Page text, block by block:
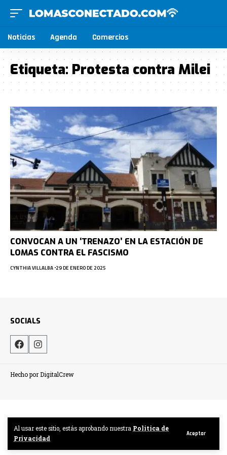
Al usar este sitio, estás aprobando nuestra Politica de
Privacidad
Aceptar
Noticias Agenda Comercios
Etiqueta:Protesta contra Milei
CONVOCAN A UN ‘TRENAZO’ EN LA ESTACIÓN DE
LOMAS CONTRA EL FASCISMO
CYNTHIA VILLALBA 29 DE ENERO DE 2025
SOCIALS
Hecho por DigitalCrew